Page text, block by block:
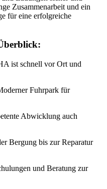
Zusammenarbeit und ein
für eine erfolgreiche
ist schnell vor Ort und
Fuhrpark für
Abwicklung auch
Bergung bis zur Reparatur
und Beratung zur